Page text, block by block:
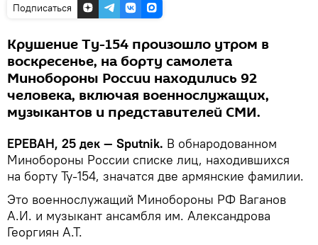
Подписаться
Крушение Ту-154 произошло утром в
воскресенье, на борту самолета
Минобороны России находились 92
человека, включая военнослужащих,
музыкантов и представителей СМИ.
ЕРЕВАН, 25 дек — Sputnik. В обнародованном
Минобороны России списке лиц, находившихся
на борту Ту-154, значатся две армянские фамилии.
Это военнослужащий Минобороны РФ Ваганов
А.И. и музыкант ансамбля им. Александрова
Георгиян А.Т.